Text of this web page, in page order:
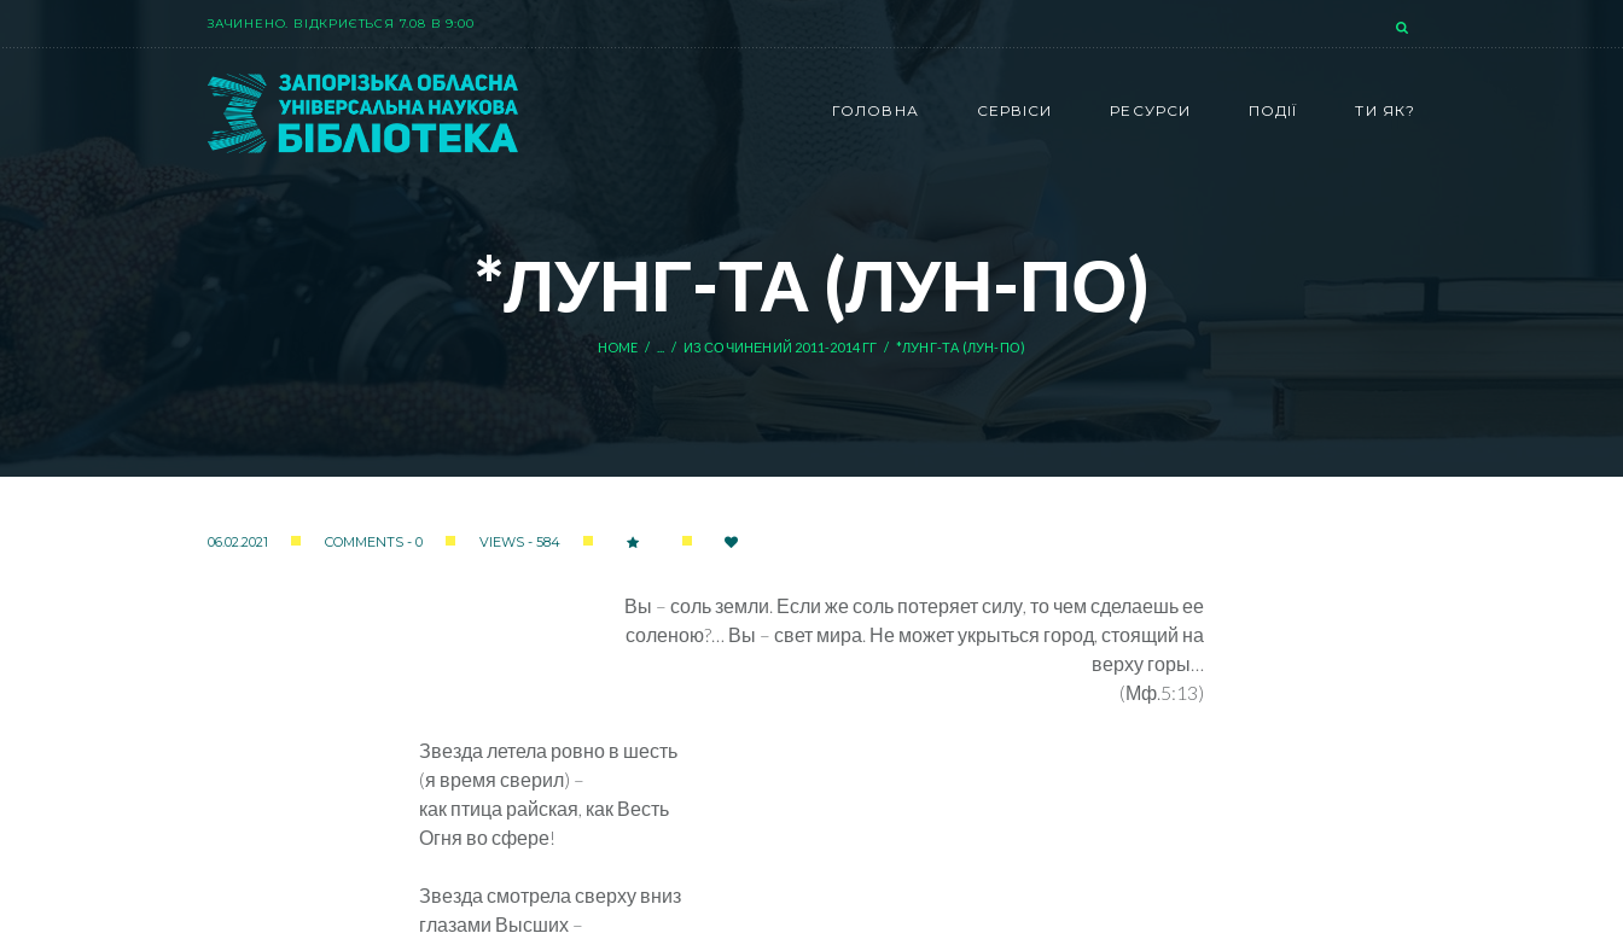
ЗАЧИНЕНО. ВIДКРИЄТЬСЯ 7.08 В 9:00
ГОЛОВНА СЕРВІСИ РЕСУРСИ ПОДІЇ ТИ ЯК?
*ЛУНГ-ТА (ЛУН-ПО)
HOME ИЗ СОЧИНЕНИЙ 2011-2014 ГГ *ЛУНГ-ТА (ЛУН-ПО)
06.02.2021 COMMENTS - 0 VIEWS - 584
Вы – соль земли. Если же соль потеряет силу, то чем сделаешь ее
соленою?… Вы – свет мира. Не может укрыться город, стоящий на
верху горы…
(Мф.5:13)
Звезда летела ровно в шесть
(я время сверил) –
как птица райская, как Весть
Огня во сфере!
Звезда смотрела сверху вниз
глазами Высших –